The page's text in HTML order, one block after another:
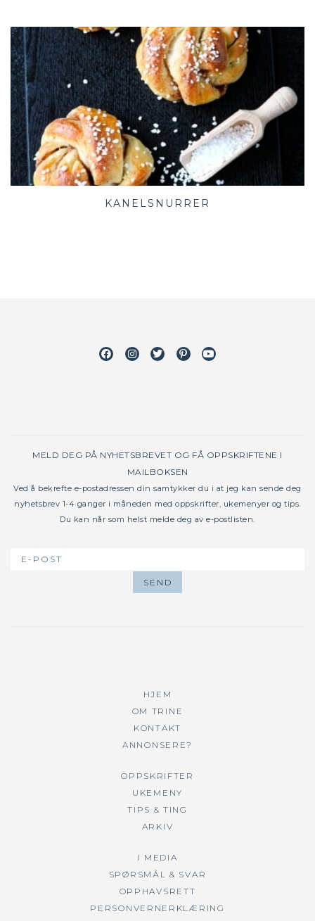
KANELSNURRER
FacebookInstagram
TwitterPinterestYoutube
MELD DEG PÅ NYHETSBREVET OG FÅ OPPSKRIFTENE I
MAILBOKSEN
Ved å bekrefte e-postadressen din samtykker du i at jeg kan sende deg
nyhetsbrev 1-4 ganger i måneden med oppskrifter, ukemenyer og tips.
Du kan når som helst melde deg av e-postlisten.
HJEM
OM TRINE
KONTAKT
ANNONSERE?
OPPSKRIFTER
UKEMENY
TIPS & TING
ARKIV
I MEDIA
SPØRSMÅL & SVAR
OPPHAVSRETT
PERSONVERNERKLÆRING